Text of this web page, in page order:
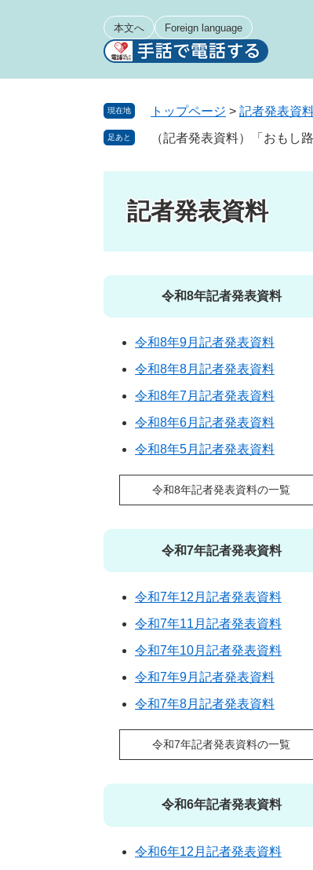
本文へ Foreign language
現在地 トップページ > 記者発表資
足あと （記者発表資料）「おもし
記者発表資料
令和8年記者発表資料
令和8年9月記者発表資料
令和8年8月記者発表資料
令和8年7月記者発表資料
令和8年6月記者発表資料
令和8年5月記者発表資料
令和8年記者発表資料の一覧
令和7年記者発表資料
令和7年12月記者発表資料
令和7年11月記者発表資料
令和7年10月記者発表資料
令和7年9月記者発表資料
令和7年8月記者発表資料
令和7年記者発表資料の一覧
令和6年記者発表資料
令和6年12月記者発表資料